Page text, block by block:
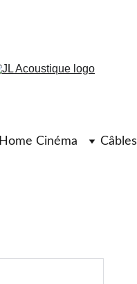
Home Cinéma Câbles